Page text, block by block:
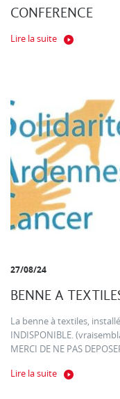
CONFERENCE
Lire la suite
27/08/24
BENNE A
La benne à textiles,
INDISPONIBLE.
MERCI DE NE PAS
Lire la suite